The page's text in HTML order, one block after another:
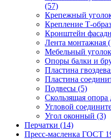
(57)
Крепежный
Крепление Т-
Кронштейн
Лента монтажная
Мебельный
Опоры балки и
Пластина
Пластина
Подвесы (5)
Скользящая опора
Угловой
Угол оконный (3)
Перчатки (14)
Пресс-масленка ГОСТ